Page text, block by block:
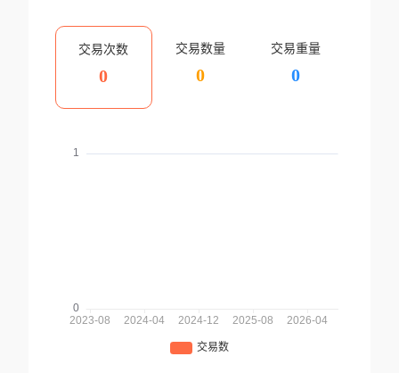
交易次数
0
交易数量
0
交易重量
0